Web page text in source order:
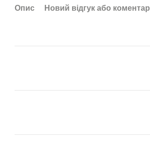
Опис Новий відгук або коментар